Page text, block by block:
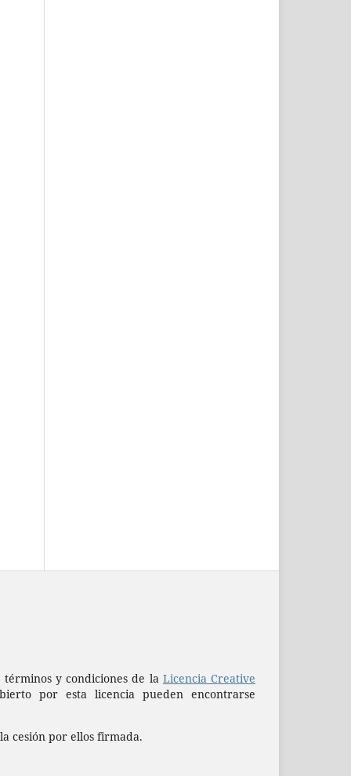
y condiciones de la Licencia Creative
por esta licencia pueden encontrarse
cesión por ellos firmada.